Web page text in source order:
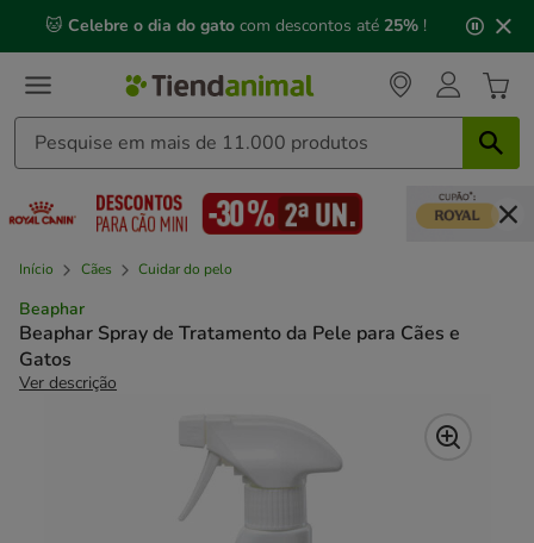
mensagem,
🐱 Celebre o dia do gato com descontos até 25% !
Início Cães Cuidar do pelo
Beaphar
Beaphar Spray de Tratamento da Pele para Cães e
Gatos
Ver descrição